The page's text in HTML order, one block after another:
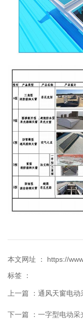
本文网址 ： https://
标签 ：
上一篇 ： 通风天窗电动
下一篇 ： 一字型电动采